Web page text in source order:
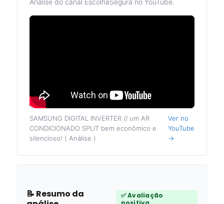
Análise do canal EscolhaSegura no YouTube.
SAMSUNG DIGITAL INVERTER // um AR
CONDICIONADO SPLIT bem econômico e
silencioso! ( Análise )
Ver no
YouTube
→
📝 Resumo da
✅ Avaliação